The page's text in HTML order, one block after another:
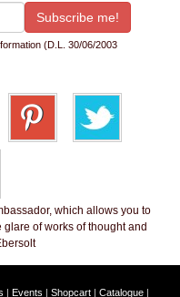
(D.L. 30/06/2003
which allows you to
of works of thought and
| Events | Shopcart| Catalogue|